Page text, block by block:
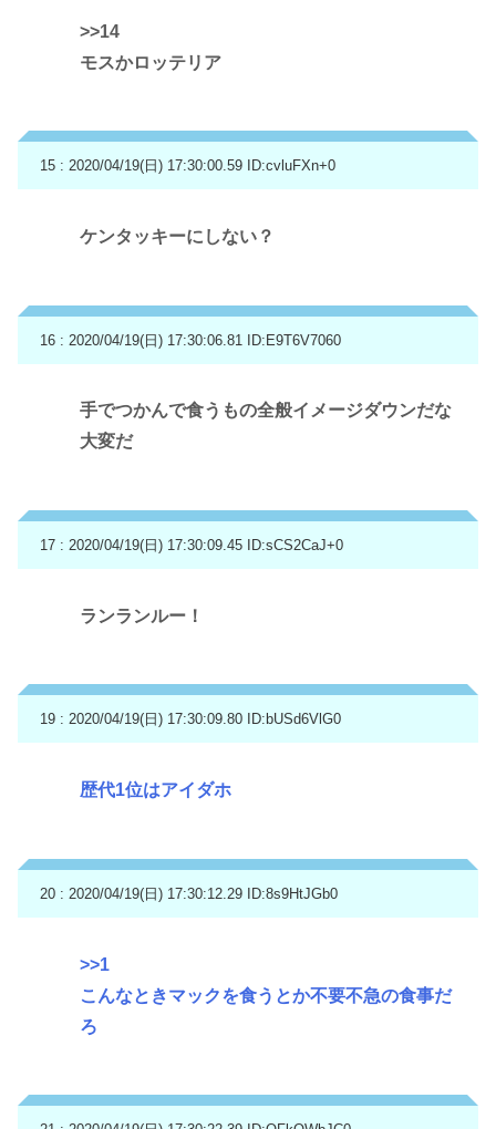
>>14
モスかロッテリア
15 : 2020/04/19(日) 17:30:00.59 ID:cvluFXn+0
ケンタッキーにしない？
16 : 2020/04/19(日) 17:30:06.81 ID:E9T6V7060
手でつかんで食うもの全般イメージダウンだな
大変だ
17 : 2020/04/19(日) 17:30:09.45 ID:sCS2CaJ+0
ランランルー！
19 : 2020/04/19(日) 17:30:09.80 ID:bUSd6VlG0
歴代1位はアイダホ
20 : 2020/04/19(日) 17:30:12.29 ID:8s9HtJGb0
>>1
こんなときマックを食うとか不要不急の食事だ
ろ